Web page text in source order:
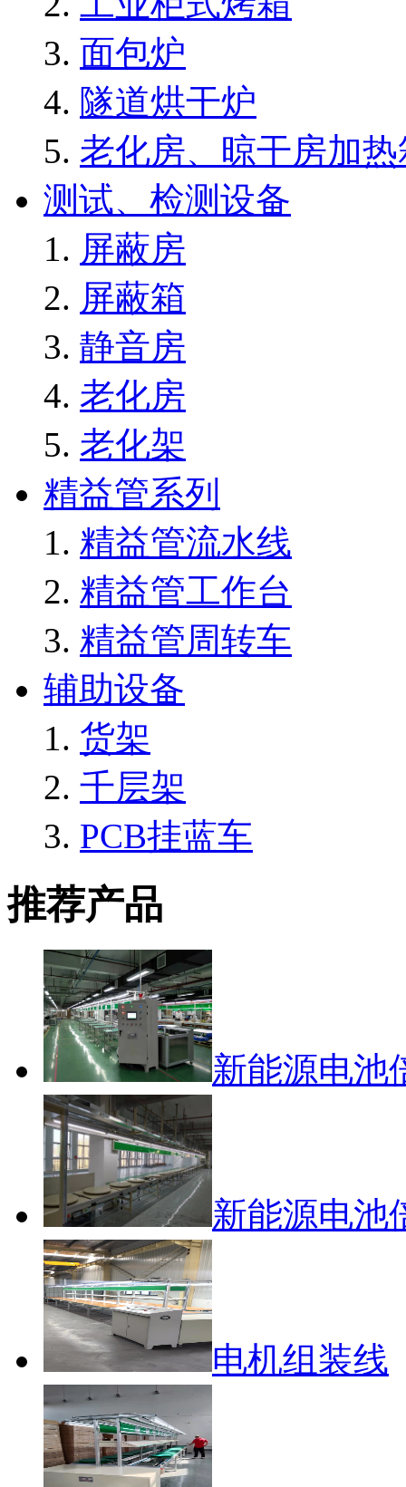
面包炉
隧道烘干炉
老化房、晾干房加热
测试、检测设备
屏蔽房
屏蔽箱
静音房
老化房
老化架
精益管系列
精益管流水线
精益管工作台
精益管周转车
辅助设备
货架
千层架
PCB挂蓝车
推荐产品
新能源电池
新能源电池
电机组装线